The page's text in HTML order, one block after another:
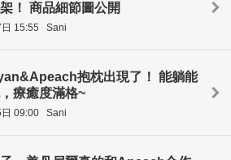
！ 商品細節圖公開
15:55 Sani
抱枕出現了！ 能躺能
療癒度滿格~
09:00 Sani